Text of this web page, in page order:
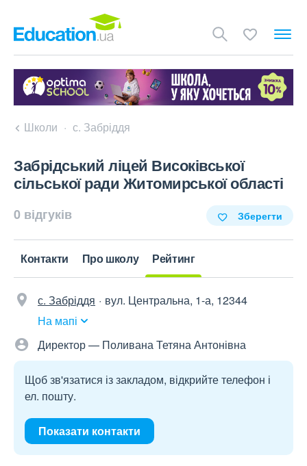
Школи с. Забріддя
Забрідський ліцей Високівської
сільської ради Житомирської області
0 відгуків Зберегти
Контакти Про школу Рейтинг
с. Забріддя
вул. Центральна, 1-а, 12344
На мапі
Директор — Поливана Тетяна Антонівна
Щоб зв'язатися із закладом, відкрийте телефон і
ел. пошту.
Показати контакти